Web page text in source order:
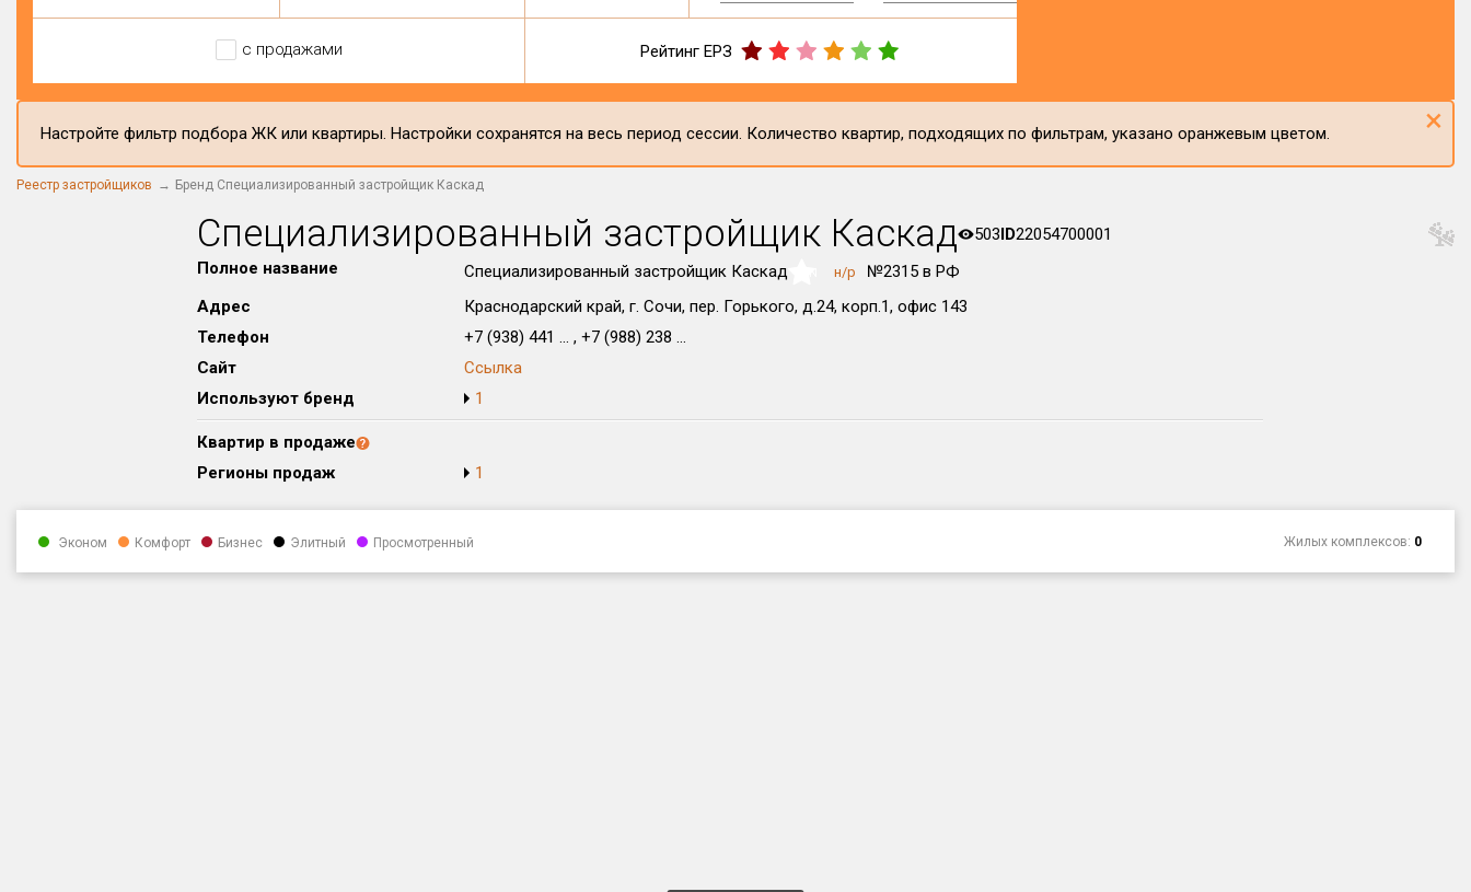
с продажами Рейтинг ЕРЗ
Настройте фильтр подбора ЖК или квартиры. Настройки сохранятся на весь период сессии. Количество квартир, подходящих по фильтрам, указано оранжевым цветом. ×
Реестр застройщиков Бренд Специализированный застройщик Каскад
Специализированный застройщик Каскад 503ID22054700001
Полное название
Специализированный застройщик Каскад н/р
№2315 в РФ
Адрес
Краснодарский край, г. Сочи, пер. Горького, д.24, корп.1, офис 143
Телефон
+7 (938) 441 ... , +7 (988) 238 ...
Сайт
Ссылка
Используют бренд
1
Квартир в продаже
Регионы продаж
1
Эконом Комфорт Бизнес Элитный Просмотренный Жилых комплексов: 0